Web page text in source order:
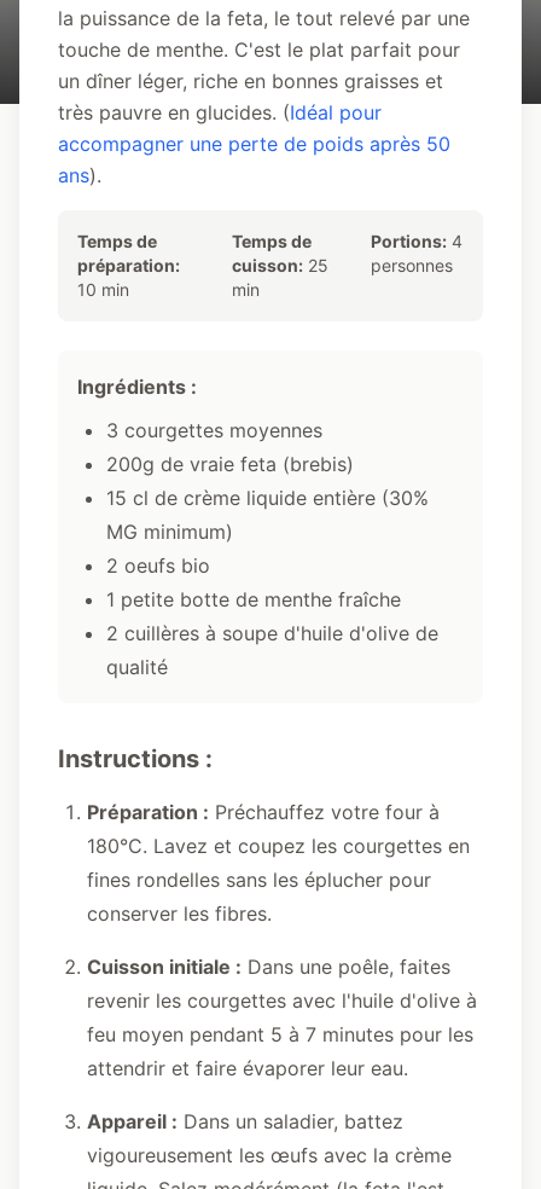
JB Keto 35 min
la puissance de la feta, le tout relevé par une
touche de menthe. C'est le plat parfait pour
un dîner léger, riche en bonnes graisses et
très pauvre en glucides. (Idéal pour
accompagner une perte de poids après 50
ans).
Temps de
préparation:
10 min
Temps de
cuisson: 25
min
Portions: 4
personnes
Ingrédients :
3 courgettes moyennes
200g de vraie feta (brebis)
15 cl de crème liquide entière (30%
MG minimum)
2 oeufs bio
1 petite botte de menthe fraîche
2 cuillères à soupe d'huile d'olive de
qualité
Instructions :
Préparation : Préchauffez votre four à
180°C. Lavez et coupez les courgettes en
fines rondelles sans les éplucher pour
conserver les fibres.
Cuisson initiale : Dans une poêle, faites
revenir les courgettes avec l'huile d'olive à
feu moyen pendant 5 à 7 minutes pour les
attendrir et faire évaporer leur eau.
Appareil : Dans un saladier, battez
vigoureusement les œufs avec la crème